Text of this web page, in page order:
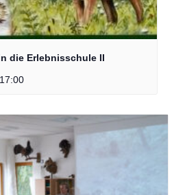
die Erlebnisschule II
17:00